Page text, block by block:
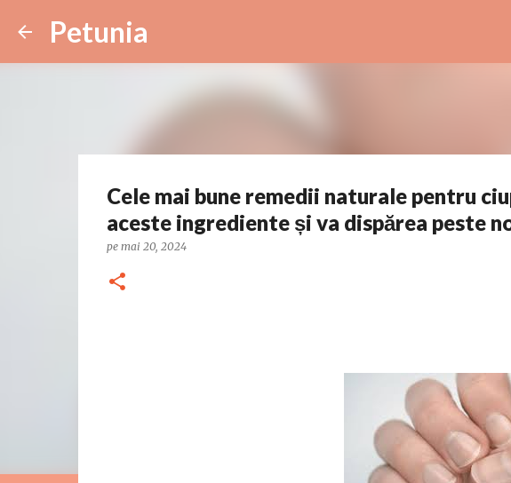
Petunia
Cele mai bune remedii naturale pentru
aceste ingrediente și va dispărea peste
pe mai 20, 2024